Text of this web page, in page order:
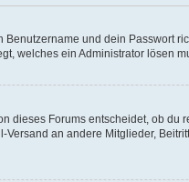
und dein Passwort
welches ein Administrator lösen
dieses Forums entscheidet, ob
an andere Mitglieder,